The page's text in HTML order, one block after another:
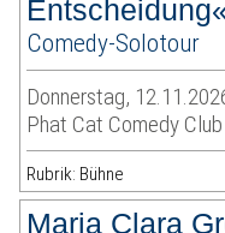
Comedy-Solotour
Donnerstag,
Phat Cat Comedy
Rubrik: Bühne
Maria Clara